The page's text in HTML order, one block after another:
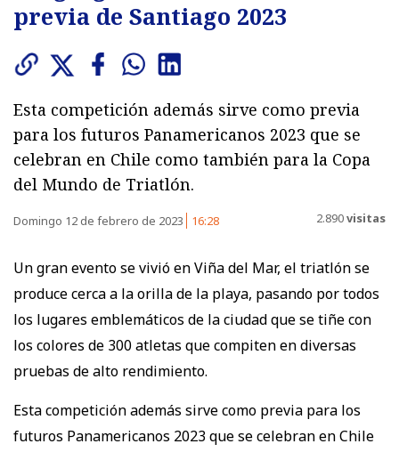
previa de Santiago 2023
Esta competición además sirve como previa
para los futuros Panamericanos 2023 que se
celebran en Chile como también para la Copa
del Mundo de Triatlón.
Domingo 12 de febrero de 2023 16:28 2.890visitas
Un gran evento se vivió en Viña del Mar, el triatlón se
produce cerca a la orilla de la playa, pasando por todos
los lugares emblemáticos de la ciudad que se tiñe con
los colores de 300 atletas que compiten en diversas
pruebas de alto rendimiento.
Esta competición además sirve como previa para los
futuros Panamericanos 2023 que se celebran en Chile